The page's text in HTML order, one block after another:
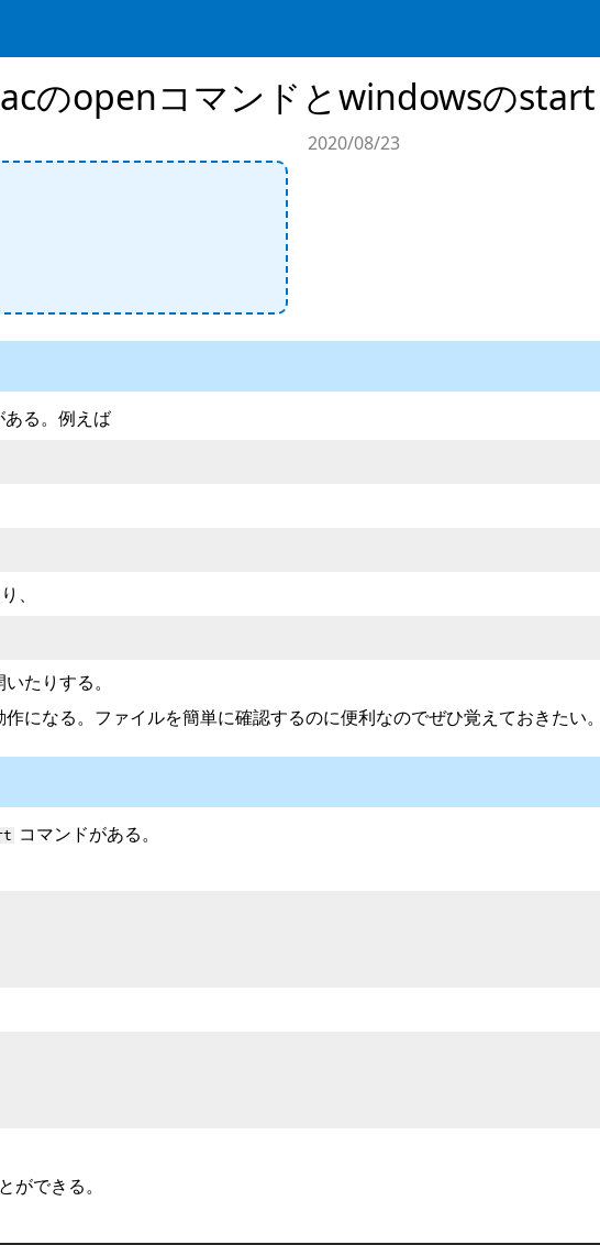
のopenコマンドとwindowsの
2020/08/23
る。例えば
、
たりする。
になる。ファイルを簡単に確認するのに便利なのでぜひ覚えておきたい
コマンドがある。
できる。